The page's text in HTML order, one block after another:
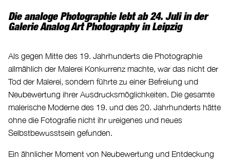
Die analoge Photographie lebt ab 24. Juli in der
Galerie Analog Art Photography in Leipzig
Als gegen Mitte des 19. Jahrhunderts die Photographie
allmählich der Malerei Konkurrenz machte, war das nicht der
Tod der Malerei, sondern führte zu einer Befreiung und
Neubewertung ihrer Ausdrucksmöglichkeiten. Die gesamte
malerische Moderne des 19. und des 20. Jahrhunderts hätte
ohne die Fotografie nicht ihr ureigenes und neues
Selbstbewusstsein gefunden.
Ein ähnlicher Moment von Neubewertung und Entdeckung